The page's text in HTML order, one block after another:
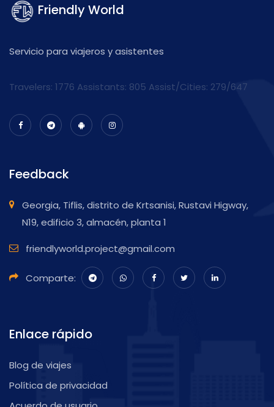
Friendly World
Servicio para viajeros y asistentes
Travelers: 1776 Assistants: 805 Assist/Cities: 279/647
Feedback
Georgia, Tiflis, distrito de Krtsanisi, Rustavi Higway,
N19, edificio 3, almacén, planta 1
friendlyworld.project@gmail.com
Comparte:
Enlace rápido
Blog de viajes
Política de privacidad